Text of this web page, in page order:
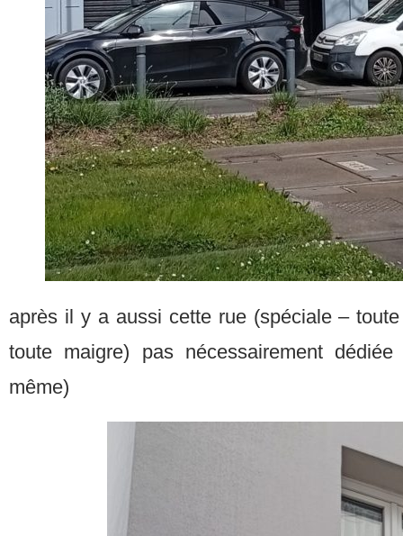
après il y a aussi cette rue (spéciale –
toute maigre) pas nécessairement
même)